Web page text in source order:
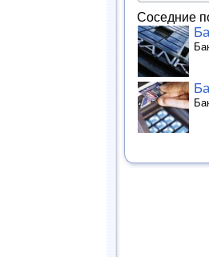
Соседние